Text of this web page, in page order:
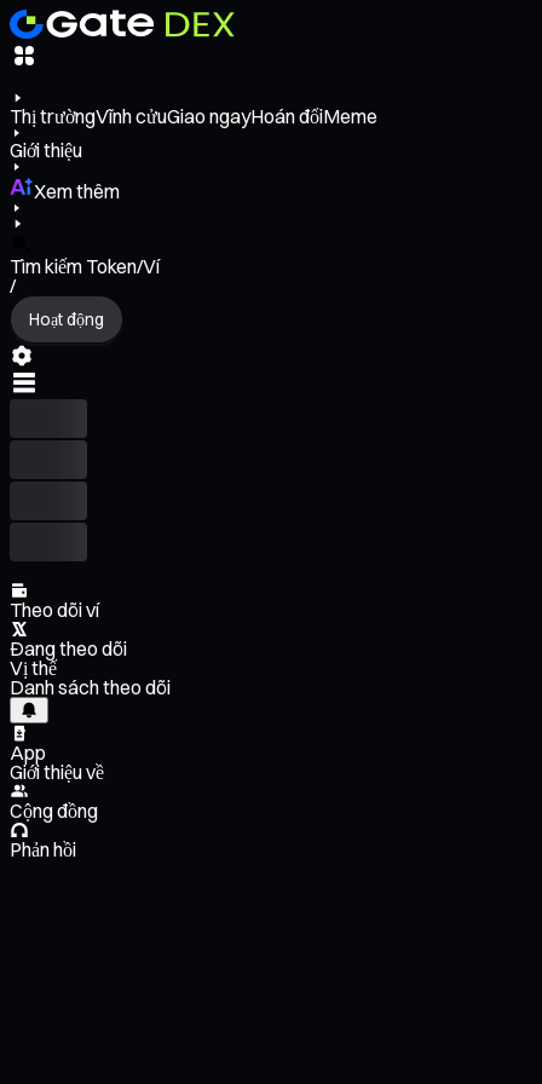
Thị trườngVĩnh cửuGiao ngayHoán đổiMeme
Giới thiệu
Xem thêm
Tìm kiếm Token/Ví
/
Hoạt động
Theo dõi ví
Đang theo dõi
Vị thế
Danh sách theo dõi
App
Giới thiệu về
Cộng đồng
Phản hồi